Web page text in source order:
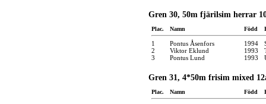
Gren 30, 50m fjärilsim herrar
Plac. Namn Född
1 Pontus Åsenfors 1994
2
Viktor Eklund 1993
3
Pontus Lund 1993
Gren 31, 4*50m frisim mixed
Plac. Namn Född